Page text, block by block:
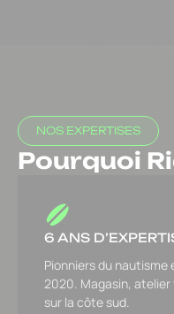
NOS EXPERTISES
Pourquoi
6 ANS
Pionniers du
2020. Magasin,
sur la côte sud.